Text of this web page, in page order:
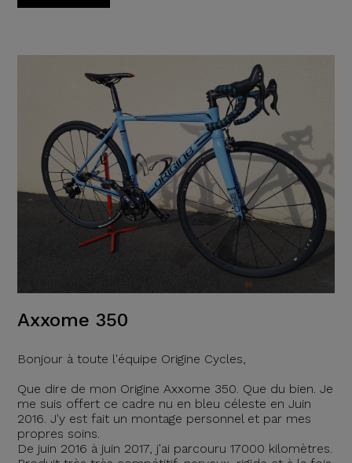
Axxome 350
Bonjour à toute l'équipe Origine Cycles,
Que dire de mon Origine Axxome 350. Que du bien. Je
me suis offert ce cadre nu en bleu céleste en Juin
2016. J'y est fait un montage personnel et par mes
propres soins.
De juin 2016 à juin 2017, j'ai parcouru 17000 kilomètres.